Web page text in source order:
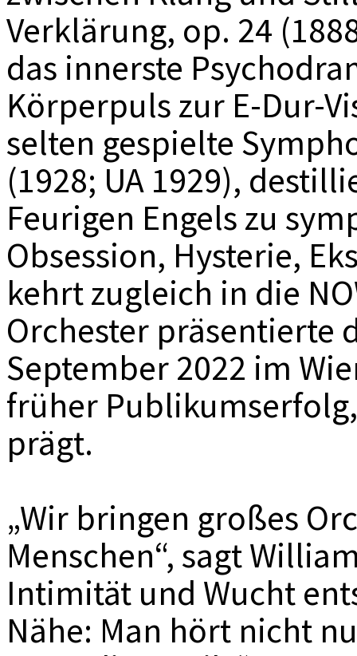
Verklärung, op. 24
das innerste
Körperpuls zur E-Dur-
selten gespielte
(1928; UA 1929),
Feurigen Engels zu
Obsession, Hysterie,
kehrt zugleich in die
Orchester präsentierte
September 2022 im
früher
prägt.
„Wir bringen großes
Menschen“, sagt
Intimität und Wucht
Nähe: Man hört nicht